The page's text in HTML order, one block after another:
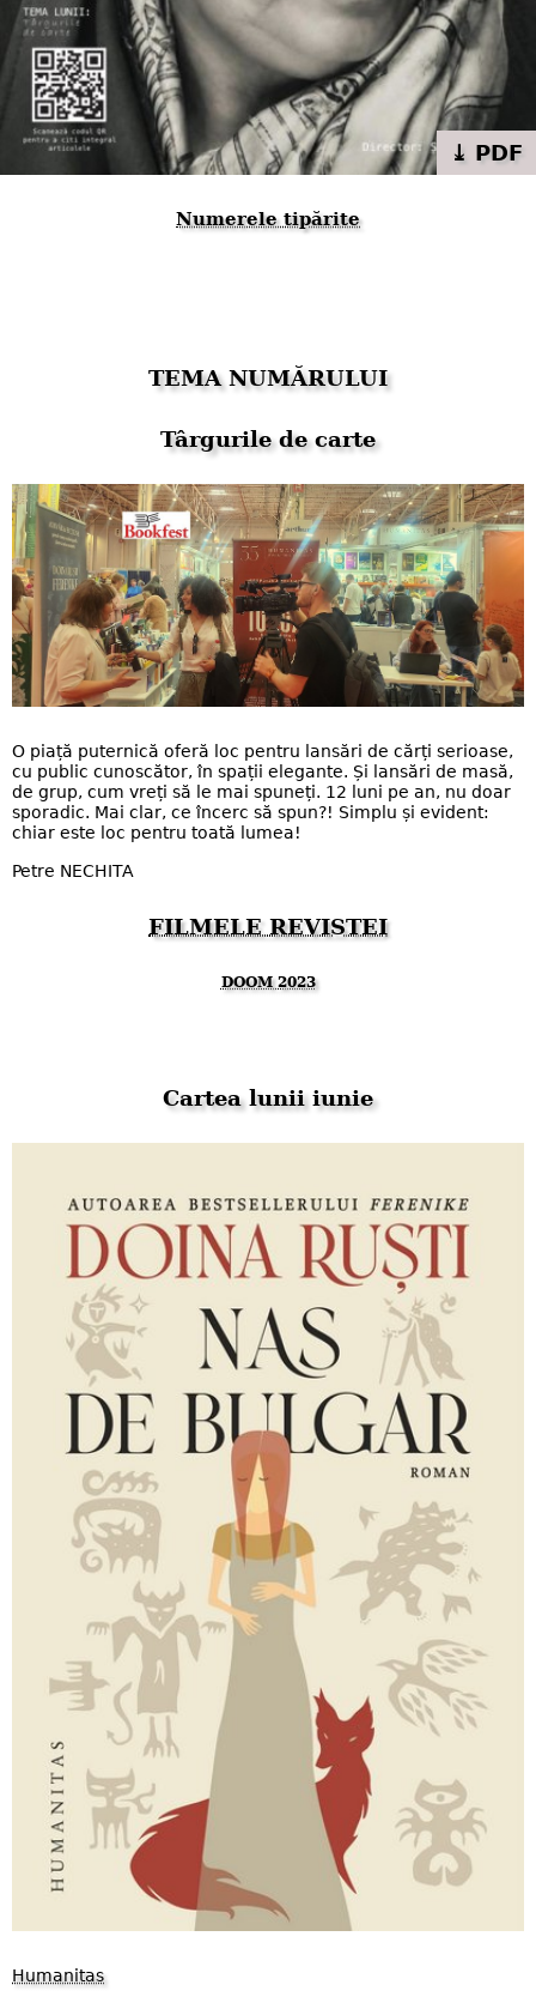
⤓ PDF
Numerele tipărite
TEMA NUMĂRULUI
Târgurile de carte
O piață puternică oferă loc pentru lansări de cărți serioase,
cu public cunoscător, în spații elegante. Și lansări de masă,
de grup, cum vreți să le mai spuneți. 12 luni pe an, nu doar
sporadic. Mai clar, ce încerc să spun?! Simplu și evident:
chiar este loc pentru toată lumea!
Petre NECHITA
FILMELE REVISTEI
DOOM 2023
Cartea lunii iunie
Humanitas